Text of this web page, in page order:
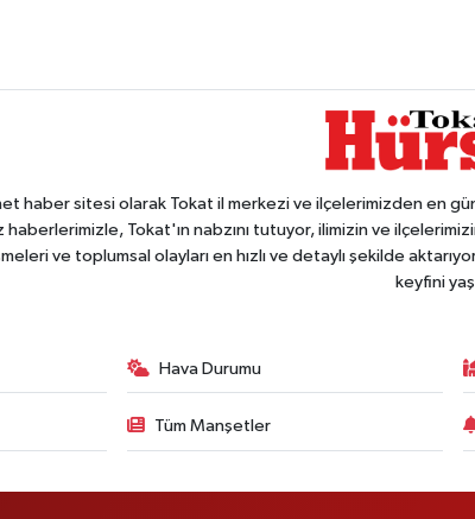
haber sitesi olarak Tokat il merkezi ve ilçelerimizden en
haberlerimizle, Tokat'ın nabzını tutuyor, ilimizin ve
ve toplumsal olayları en hızlı ve detaylı şekilde
keyfini
Hava Durumu
Tüm Manşetler